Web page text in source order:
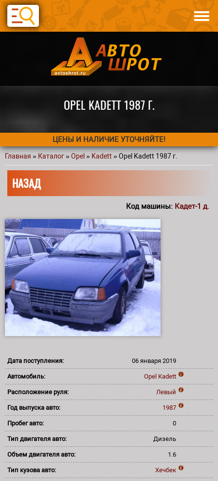
Перейти к основному содержанию
Авто по запчастям
Статьи
OPEL KADETT 1987 Г.
ЦЕНЫ И НАЛИЧИЕ УТОЧНЯЙТЕ!
Вы здесь
Главная » Каталог»Opel» Kadett » Opel Kadett 1987 г.
НАЗАД
Код машины: Кадет-1 д.
Дата поступления: 06 января 2019
Автомобиль: Opel Kadett
Расположение руля: Левый
Год выпуска авто: 1987
Пробег авто: 0
Тип двигателя авто: Дизель
Объем двигателя авто: 1.6
Тип кузова авто: Хечбек